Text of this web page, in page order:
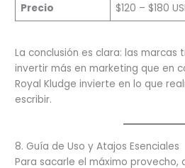
Precio
$120 – $180
La conclusión es clara: las marcas
invertir más en marketing que en
Royal Kludge invierte en lo que
escribir.
8. Guía de Uso y Atajos Esenciales
Para sacarle el máximo provecho,